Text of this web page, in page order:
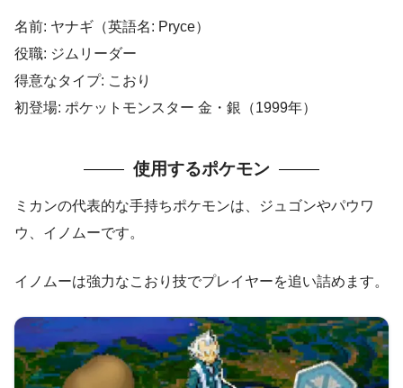
名前: ヤナギ（英語名: Pryce）
役職: ジムリーダー
得意なタイプ: こおり
初登場: ポケットモンスター 金・銀（1999年）
使用するポケモン
ミカンの代表的な手持ちポケモンは、ジュゴンやパウワ
ウ、イノムーです。
イノムーは強力なこおり技でプレイヤーを追い詰めます。